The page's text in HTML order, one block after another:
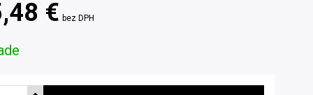
€ bez DPH